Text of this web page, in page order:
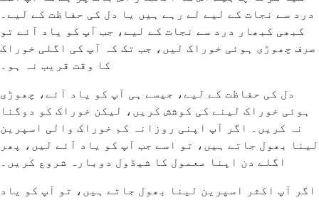
درد سے نجات کے لیے لے رہے ہیں یا دل کی حفاظت کے لیے۔
کبھی کبھار درد سے نجات کے لیے، جب آپ کو یاد آئے تو
صرف چھوڑی ہوئی خوراک لیں، جب تک کہ آپ کی اگلی خوراک
کا وقت قریب نہ ہو۔
دل کی حفاظت کے لیے، جیسے ہی آپ کو یاد آئے، چھوڑی
ہوئی خوراک لینے کی کوشش کریں، لیکن خوراک کو دوگنا
نہ کریں۔ اگر آپ اپنی روزانہ کم خوراک والی اسپرین
لینا بھول جاتے ہیں، تو اسے جب آپ کو یاد آئے لیں، پھر
اگلے دن اپنا معمول کا شیڈول دوبارہ شروع کریں۔
اگر آپ اکثر اسپرین لینا بھول جاتے ہیں، تو آپ کو یاد